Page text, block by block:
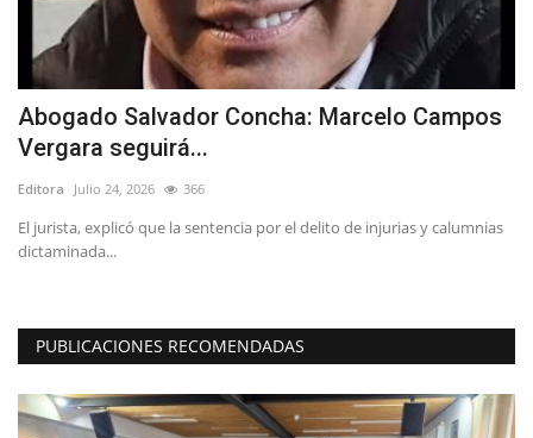
Abogado Salvador Concha: Marcelo Campos
Vergara seguirá...
Editora Julio 24, 2026 366
El jurista, explicó que la sentencia por el delito de injurias y calumnias
dictaminada...
PUBLICACIONES RECOMENDADAS